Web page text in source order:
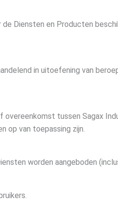
Diensten en Producten
in uitoefening van
tussen Sagax
op van toepassing zijn.
worden aangeboden